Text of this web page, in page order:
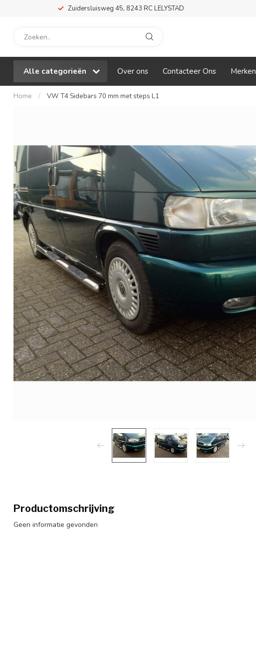
Zuidersluisweg 45, 8243 RC LELYSTAD
Alle categorieën Over ons Contacteer Ons Merken
Home / VW T4 Sidebars 70 mm met steps L1
Productomschrijving
Geen informatie gevonden